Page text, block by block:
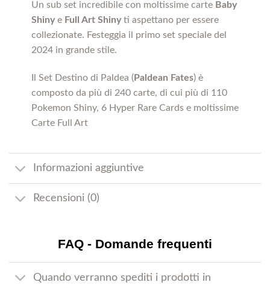
Un sub set incredibile con moltissime carte Baby
Shinye Full Art Shinyti aspettano per essere
collezionate. Festeggia il primo set speciale del
2024 in grande stile.
Il Set Destino di Paldea (Paldean Fates) è
composto da più di 240 carte, di cui più di 110
Pokemon Shiny, 6 Hyper Rare Cards e moltissime
Carte Full Art
Informazioni aggiuntive
Recensioni (0)
FAQ - Domande frequenti
Quando verranno spediti i prodotti in